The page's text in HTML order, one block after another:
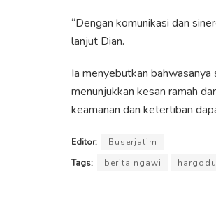
“Dengan komunikasi dan
lanjut Dian.
Ia menyebutkan
menunjukkan kesan ramah
keamanan dan ketertiban
Editor:
Buserjatim
Tags:
berita ngawi